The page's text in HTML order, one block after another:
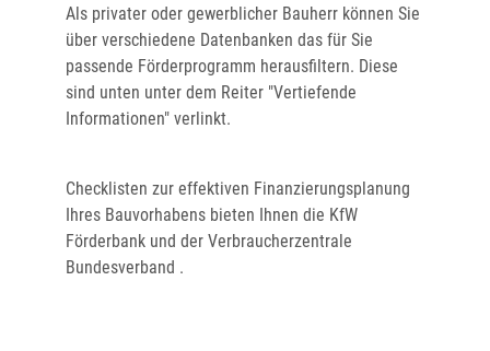
Als privater oder gewerblicher Bauherr können Sie
über verschiedene Datenbanken das für Sie
passende Förderprogramm herausfiltern. Diese
sind unten unter dem Reiter "Vertiefende
Informationen" verlinkt.
Checklisten zur effektiven Finanzierungsplanung
Ihres Bauvorhabens bieten Ihnen die KfW
Förderbank und der Verbraucherzentrale
Bundesverband .